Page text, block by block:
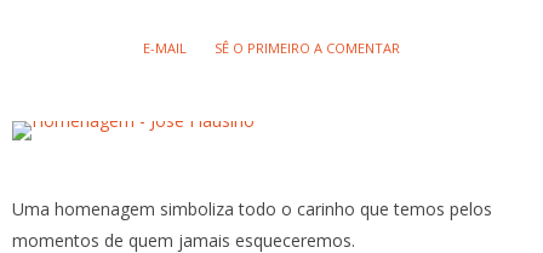
E-MAIL SÊ O PRIMEIRO A COMENTAR
Uma homenagem simboliza todo o carinho que temos pelos
momentos de quem jamais esqueceremos.